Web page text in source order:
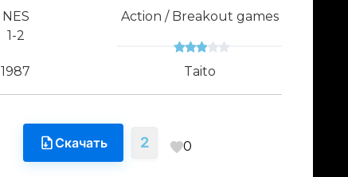
NES
Action / Breakout games
1-2
1987 Taito
Скачать 2 0